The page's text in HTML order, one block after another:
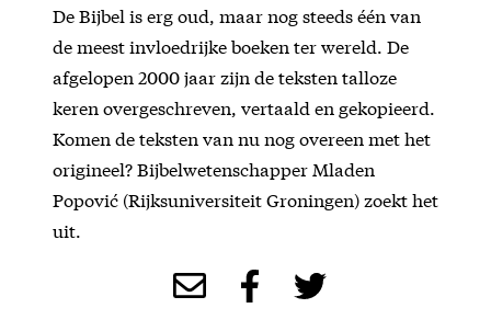
De Bijbel is erg oud, maar nog steeds één van
de meest invloedrijke boeken ter wereld. De
afgelopen 2000 jaar zijn de teksten talloze
keren overgeschreven, vertaald en gekopieerd.
Komen de teksten van nu nog overeen met het
origineel? Bijbelwetenschapper Mladen
Popović (Rijksuniversiteit Groningen) zoekt het
uit.